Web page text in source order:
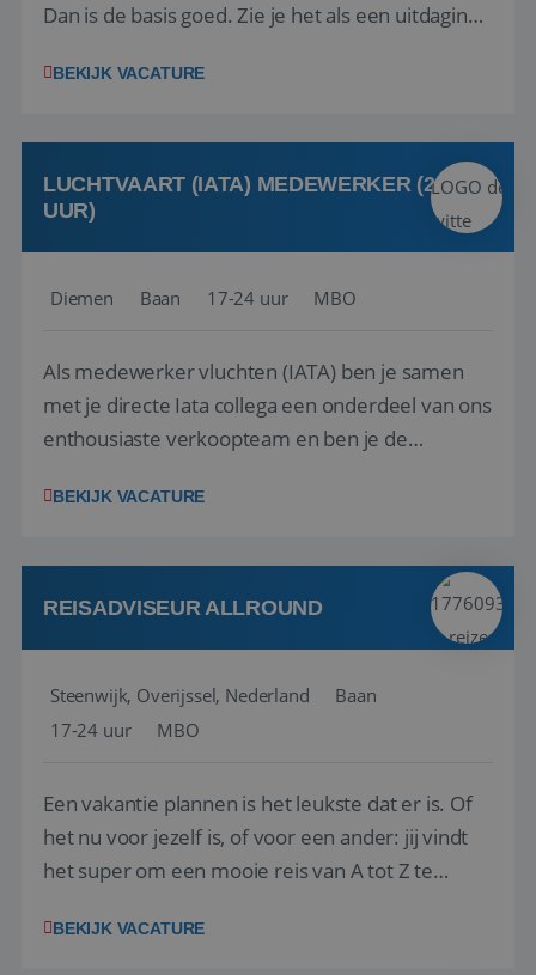
Dan is de basis goed. Zie je het als een uitdaging
het samenstellen en boeken van de perfecte
deze onderdelen zijn nu samen gevoegd...
BEKIJK VACATURE
LUCHTVAART (IATA) MEDEWERKER (24-32
UUR)
Diemen Baan 17-24 uur MBO
Als medewerker vluchten (IATA) ben je samen
met je directe Iata collega een onderdeel van ons
enthousiaste verkoopteam en ben je de
en tarieven waar je collega’s niet uitkomen.
kwaliteitsbewaking van alles wat met IATA te m...
BEKIJK VACATURE
REISADVISEUR ALLROUND
Steenwijk, Overijssel, Nederland
Baan
17-24 uur
MBO
Een vakantie plannen is het leukste dat er is. Of
het nu voor jezelf is, of voor een ander: jij vindt
het super om een mooie reis van A tot Z te
vakantiegangers de meest prachtige plekjes op
BEKIJK VACATURE